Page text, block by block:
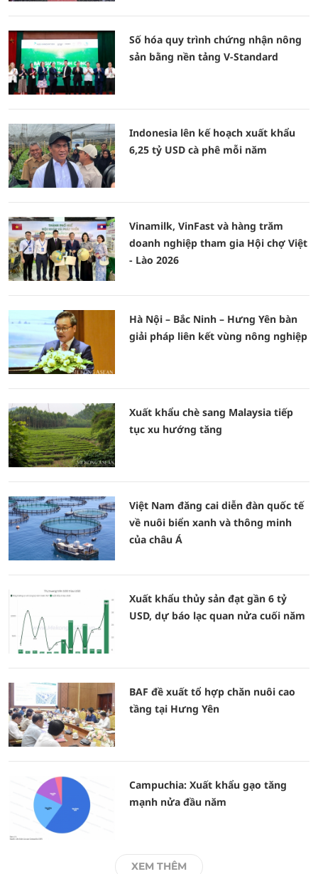
Số hóa quy trình chứng nhận nông
sản bằng nền tảng V-Standard
Indonesia lên kế hoạch xuất khẩu
6,25 tỷ USD cà phê mỗi năm
Vinamilk, VinFast và hàng trăm
doanh nghiệp tham gia Hội chợ Việt
- Lào 2026
Hà Nội – Bắc Ninh – Hưng Yên bàn
giải pháp liên kết vùng nông nghiệp
Xuất khẩu chè sang Malaysia tiếp
tục xu hướng tăng
Việt Nam đăng cai diễn đàn quốc tế
về nuôi biển xanh và thông minh
của châu Á
Xuất khẩu thủy sản đạt gần 6 tỷ
USD, dự báo lạc quan nửa cuối năm
BAF đề xuất tổ hợp chăn nuôi cao
tầng tại Hưng Yên
Campuchia: Xuất khẩu gạo tăng
mạnh nửa đầu năm
XEM THÊM